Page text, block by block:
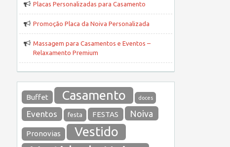
Placas Personalizadas para Casamento
Promoção Placa da Noiva Personalizada
Massagem para Casamentos e Eventos –
Relaxamento Premium
Buffet Casamento doces
Eventos festa FESTAS Noiva
Pronovias Vestido